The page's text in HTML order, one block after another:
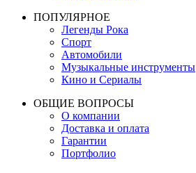
ПОПУЛЯРНОЕ
Легенды Рока
Спорт
Автомобили
Музыкальные инструменты
Кино и Сериалы
ОБЩИЕ ВОПРОСЫ
О компании
Доставка и оплата
Гарантии
Портфолио